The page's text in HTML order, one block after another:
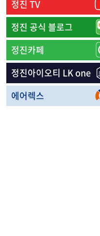
정진 TV
정진 공식 블로그
정진카페
정진아이오티 LK one
에어렉스